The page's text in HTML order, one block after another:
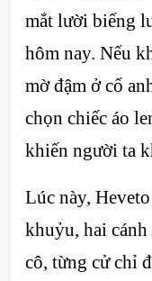
mắt lười biếng
hôm nay. Nếu
mờ đậm ở cổ
chọn chiếc áo
khiến người ta
Lúc này,
khuỷu, hai cánh
cô, từng cử chỉ